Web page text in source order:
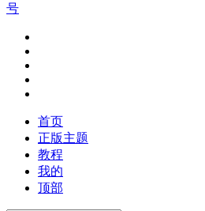
号
首页
正版主题
教程
我的
顶部